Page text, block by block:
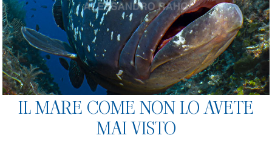
IL MARE COME NON LO AVETE
MAI VISTO